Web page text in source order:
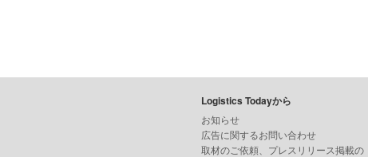
Logistics Todayから
お知らせ
広告に関するお問い合わせ
取材のご依頼、プレスリリース掲載の